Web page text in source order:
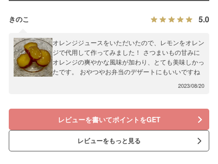
きのこ 5.0
オレンジジュースをいただいたので、レモンをオレン
ジで代用して作ってみました！ さつまいもの甘みに
オレンジの爽やかな風味が加わり、とても美味しかっ
たです。 おやつやお弁当のデザートにもいいですね
2023/08/20
レビューを書いてポイントをGET
レビューをもっと見る